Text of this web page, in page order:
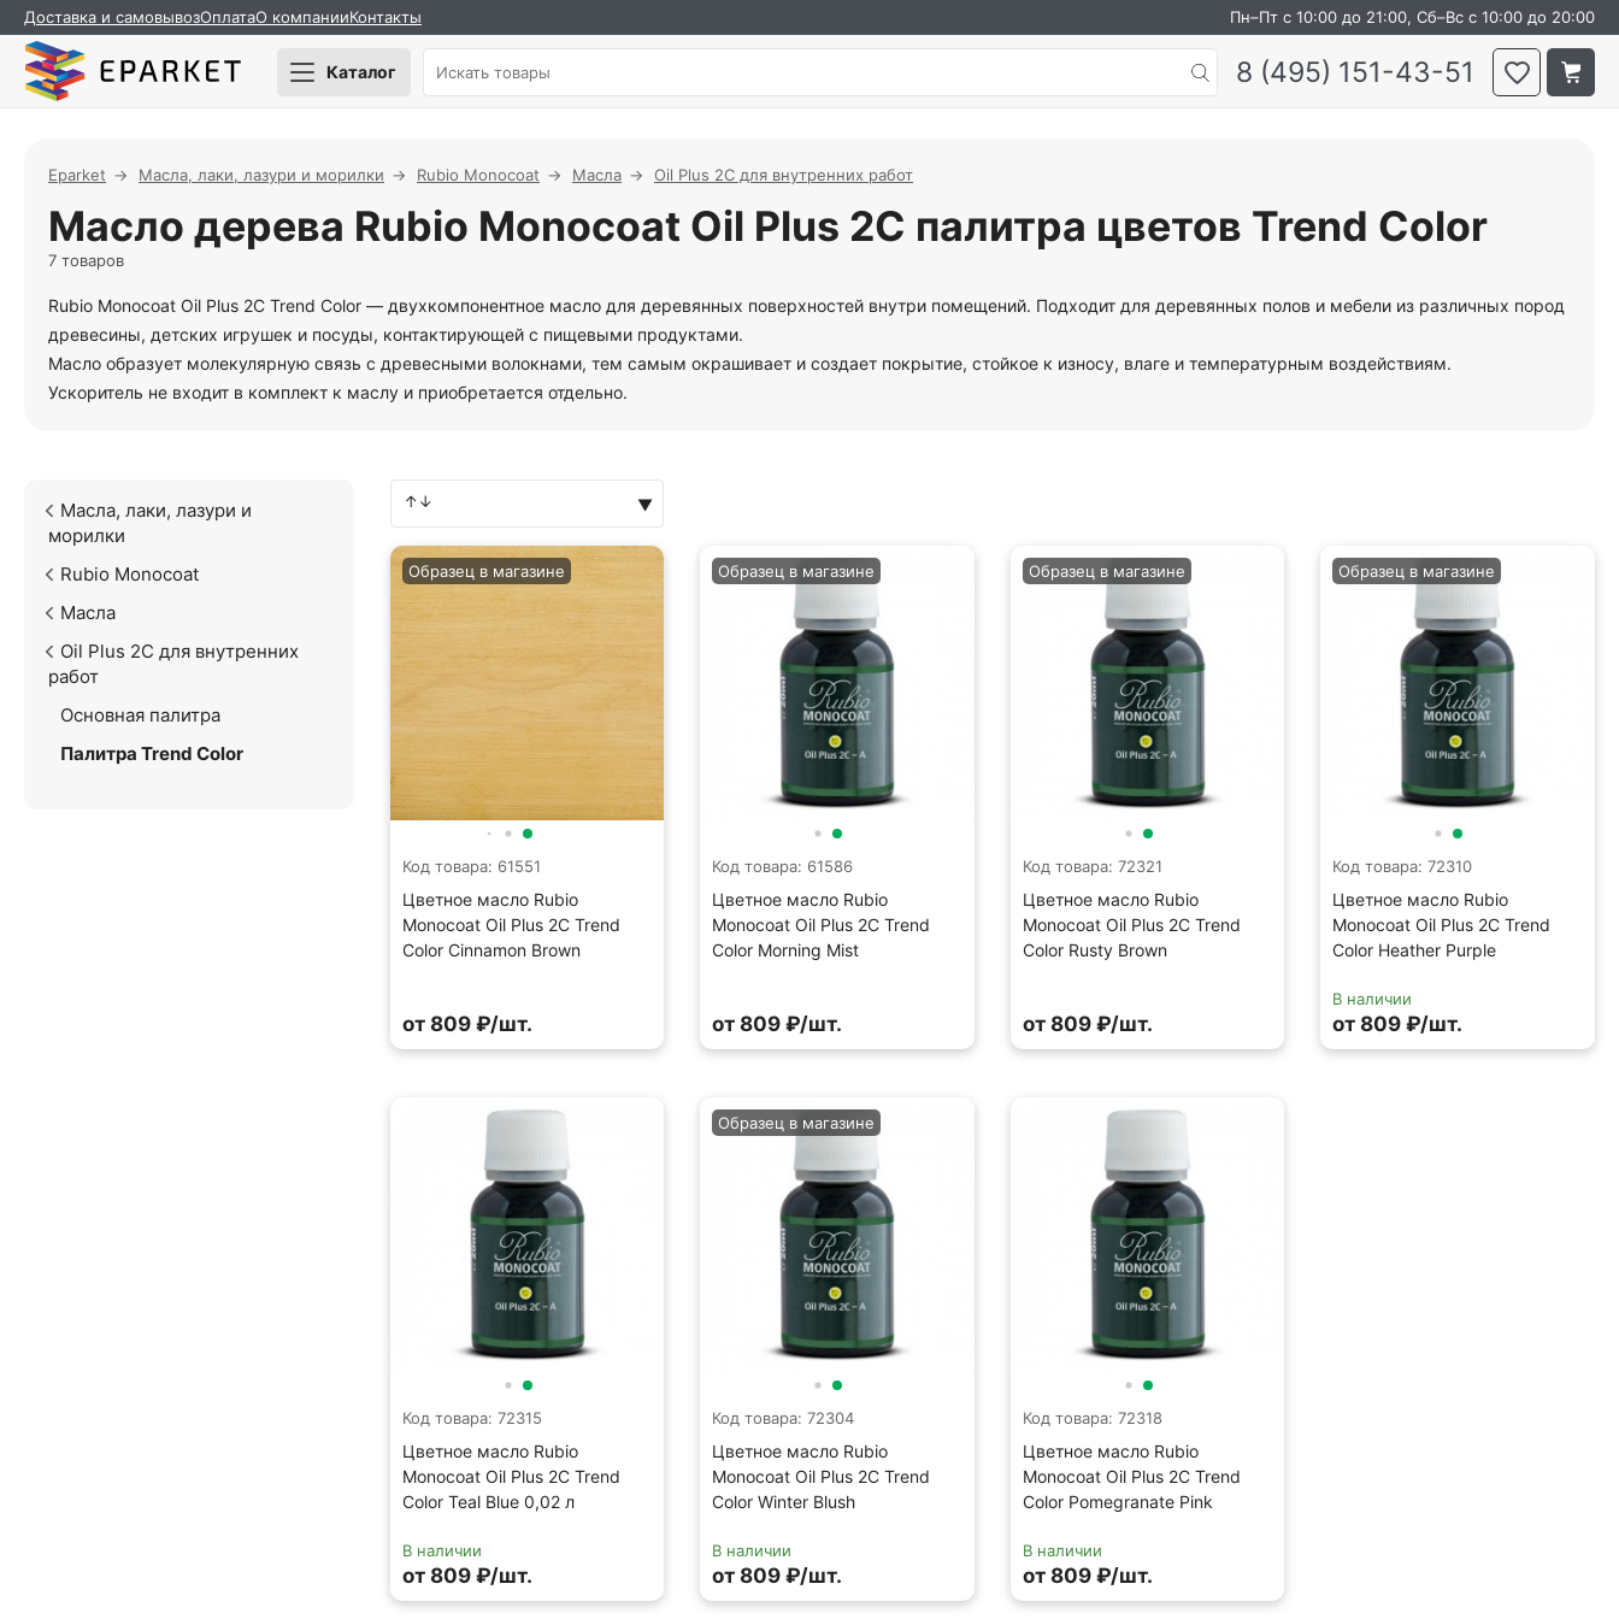
Доставка и самовывозОплатаО компанииКонтакты Пн–Пт с 10:00 до 21:00, Сб–Вс с 10:00 до 20:00
Каталог 8 (495) 151-43-51
Eparket Масла, лаки, лазури и морилки Rubio Monocoat Масла Oil Plus 2C для внутренних работ
Масло дерева Rubio Monocoat Oil Plus 2C палитра цветов Trend Color
7 товаров
Rubio Monocoat Oil Plus 2C Trend Color — двухкомпонентное масло для деревянных поверхностей внутри помещений. Подходит для деревянных полов и мебели из различных пород
древесины, детских игрушек и посуды, контактирующей с пищевыми продуктами.
Масло образует молекулярную связь с древесными волокнами, тем самым окрашивает и создает покрытие, стойкое к износу, влаге и температурным воздействиям.
Ускоритель не входит в комплект к маслу и приобретается отдельно.
Масла, лаки, лазури и
морилки
Rubio Monocoat
Масла
Oil Plus 2C для внутренних
работ
Основная палитра
Палитра Trend Color
Код товара: 61551
Цветное масло Rubio
Monocoat Oil Plus 2C Trend
Color Cinnamon Brown
Образец в магазине
от 809 ₽/шт.
Код товара: 61586
Цветное масло Rubio
Monocoat Oil Plus 2C Trend
Color Morning Mist
Образец в магазине
от 809 ₽/шт.
Код товара: 72321
Цветное масло Rubio
Monocoat Oil Plus 2C Trend
Color Rusty Brown
Образец в магазине
от 809 ₽/шт.
Код товара: 72310
Цветное масло Rubio
Monocoat Oil Plus 2C Trend
Color Heather Purple
Образец в магазине
В наличии
от 809 ₽/шт.
Код товара: 72315
Цветное масло Rubio
Monocoat Oil Plus 2C Trend
Color Teal Blue 0,02 л
В наличии
от 809 ₽/шт.
Код товара: 72304
Цветное масло Rubio
Monocoat Oil Plus 2C Trend
Color Winter Blush
Образец в магазине
В наличии
от 809 ₽/шт.
Код товара: 72318
Цветное масло Rubio
Monocoat Oil Plus 2C Trend
Color Pomegranate Pink
В наличии
от 809 ₽/шт.